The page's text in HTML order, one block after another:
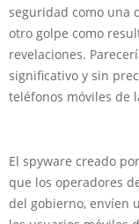
seguridad como una
otro golpe como
revelaciones.
significativo y sin
teléfonos móviles de
El spyware creado
que los operadores
del gobierno, envíen